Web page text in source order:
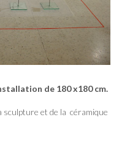
de 180 x180 cm.
sculpture et de la céramique